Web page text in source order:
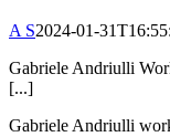
A S2024-01-
Gabriele Andriulli
[...]
Gabriele Andriulli